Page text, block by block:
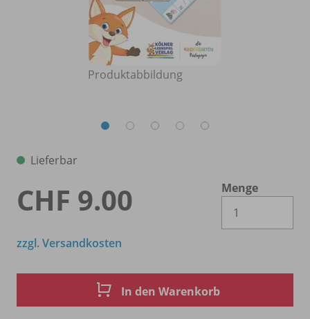
Produktabbildung
Lieferbar
CHF 9.00
Menge
zzgl. Versandkosten
In den Warenkorb